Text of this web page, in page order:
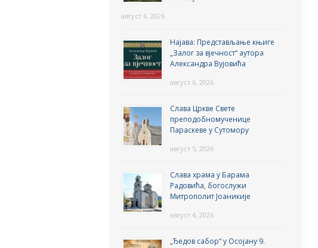
август 6, 2026
Најава: Представљање књиге
„Залог за вјечност“ аутора
Александра Вујовића
август 6, 2026
Слава Цркве Свете
преподобномученице
Параскеве у Сутомору
август 5, 2026
Слава храма у Барама
Радовића, богослужи
Митрополит Јоаникије
август 4, 2026
„Ђедов сабор“ у Осојану 9.